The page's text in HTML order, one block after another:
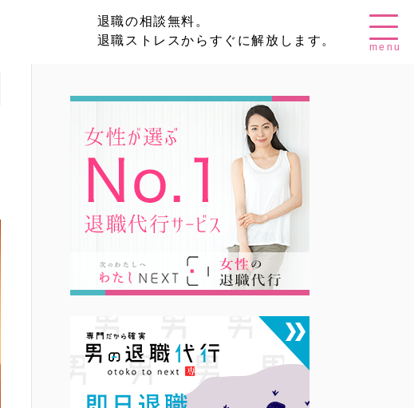
退職の相談無料。
退職ストレスからすぐに解放します。
menu